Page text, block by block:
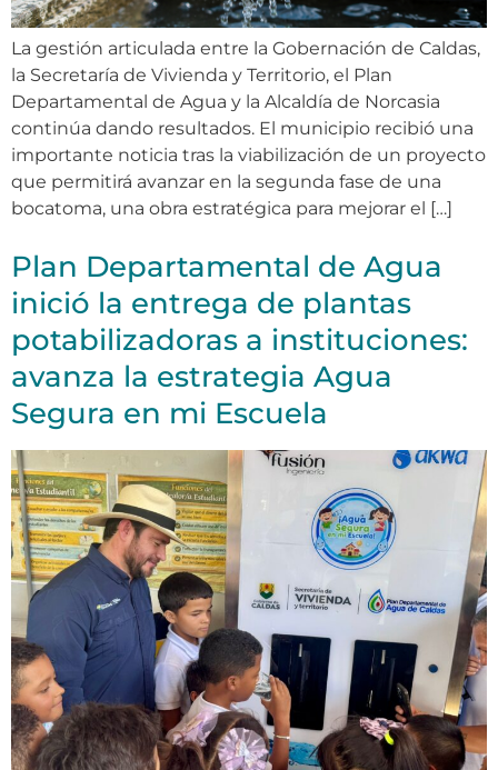
La gestión articulada entre la Gobernación de Caldas,
la Secretaría de Vivienda y Territorio, el Plan
Departamental de Agua y la Alcaldía de Norcasia
continúa dando resultados. El municipio recibió una
importante noticia tras la viabilización de un proyecto
que permitirá avanzar en la segunda fase de una
bocatoma, una obra estratégica para mejorar el […]
Plan Departamental de Agua
inició la entrega de plantas
potabilizadoras a instituciones:
avanza la estrategia Agua
Segura en mi Escuela